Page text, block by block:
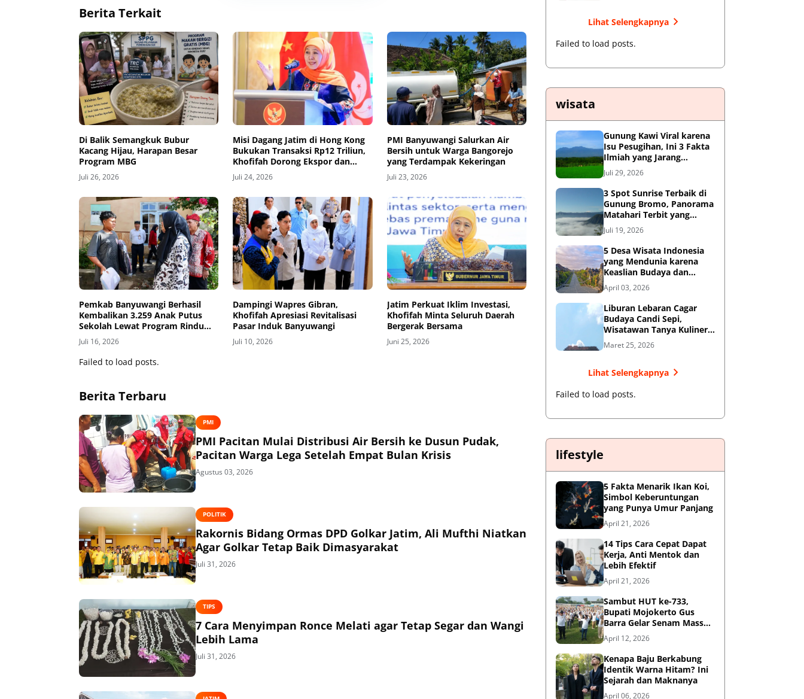
Berita Terkait
Di Balik Semangkuk Bubur
Kacang Hijau, Harapan Besar
Program MBG
Juli 26, 2026
Misi Dagang Jatim di Hong Kong
Bukukan Transaksi Rp12 Triliun,
Khofifah Dorong Ekspor dan
Investasi
Juli 24, 2026
PMI Banyuwangi Salurkan Air
Bersih untuk Warga Bangorejo
yang Terdampak Kekeringan
Juli 23, 2026
Pemkab Banyuwangi Berhasil
Kembalikan 3.259 Anak Putus
Sekolah Lewat Program Rindu
Bulan
Juli 16, 2026
Dampingi Wapres Gibran,
Khofifah Apresiasi Revitalisasi
Pasar Induk Banyuwangi
Juli 10, 2026
Jatim Perkuat Iklim Investasi,
Khofifah Minta Seluruh Daerah
Bergerak Bersama
Juni 25, 2026
Failed to load posts.
Berita Terbaru
PMI
PMI Pacitan Mulai Distribusi Air Bersih ke Dusun Pudak,
Pacitan Warga Lega Setelah Empat Bulan Krisis
Agustus 03, 2026
POLITIK
Rakornis Bidang Ormas DPD Golkar Jatim, Ali Mufthi Niatkan
Agar Golkar Tetap Baik Dimasyarakat
Juli 31, 2026
TIPS
7 Cara Menyimpan Ronce Melati agar Tetap Segar dan Wangi
Lebih Lama
Juli 31, 2026
Lihat Selengkapnya
Failed to load posts.
wisata
Gunung Kawi Viral karena
Isu Pesugihan, Ini 3 Fakta
Ilmiah yang Jarang
Diketahui
Juli 29, 2026
3 Spot Sunrise Terbaik di
Gunung Bromo, Panorama
Matahari Terbit yang
Memukau
Juli 19, 2026
5 Desa Wisata Indonesia
yang Mendunia karena
Keaslian Budaya dan
Tradisi
April 03, 2026
Liburan Lebaran Cagar
Budaya Candi Sepi,
Wisatawan Tanya Kuliner
di Sekitar Candi Pari
Maret 25, 2026
Lihat Selengkapnya
Failed to load posts.
lifestyle
5 Fakta Menarik Ikan Koi,
Simbol Keberuntungan
yang Punya Umur Panjang
April 21, 2026
14 Tips Cara Cepat Dapat
Kerja, Anti Mentok dan
Lebih Efektif
April 21, 2026
Sambut HUT ke-733,
Bupati Mojokerto Gus
Barra Gelar Senam Massal
di Stadion Gajah Mada
April 12, 2026
Kenapa Baju Berkabung
Identik Warna Hitam? Ini
Sejarah dan Maknanya
April 06, 2026